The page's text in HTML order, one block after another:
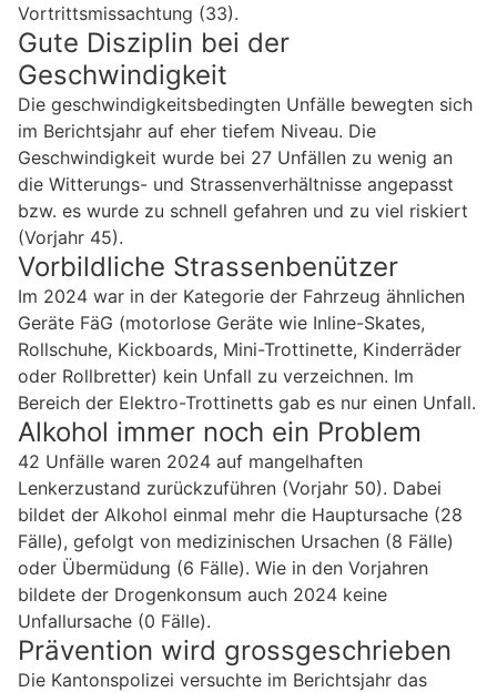
Vortrittsmissachtung (33).
Gute Disziplin bei der
Geschwindigkeit
Die geschwindigkeitsbedingten Unfälle bewegten sich
im Berichtsjahr auf eher tiefem Niveau. Die
Geschwindigkeit wurde bei 27 Unfällen zu wenig an
die Witterungs- und Strassenverhältnisse angepasst
bzw. es wurde zu schnell gefahren und zu viel riskiert
(Vorjahr 45).
Vorbildliche Strassenbenützer
Im 2024 war in der Kategorie der Fahrzeug ähnlichen
Geräte FäG (motorlose Geräte wie Inline-Skates,
Rollschuhe, Kickboards, Mini-Trottinette, Kinderräder
oder Rollbretter) kein Unfall zu verzeichnen. Im
Bereich der Elektro-Trottinetts gab es nur einen Unfall.
Alkohol immer noch ein Problem
42 Unfälle waren 2024 auf mangelhaften
Lenkerzustand zurückzuführen (Vorjahr 50). Dabei
bildet der Alkohol einmal mehr die Hauptursache (28
Fälle), gefolgt von medizinischen Ursachen (8 Fälle)
oder Übermüdung (6 Fälle). Wie in den Vorjahren
bildete der Drogenkonsum auch 2024 keine
Unfallursache (0 Fälle).
Prävention wird grossgeschrieben
Die Kantonspolizei versuchte im Berichtsjahr das